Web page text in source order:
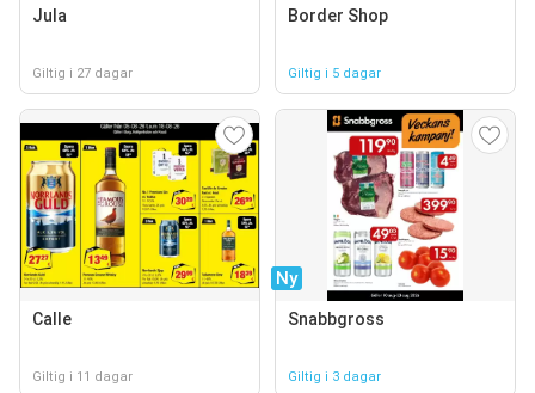
Jula
Giltig i 27 dagar
Border Shop
Giltig i 5 dagar
Calle
Giltig i 11 dagar
Ny
Snabbgross
Giltig i 3 dagar